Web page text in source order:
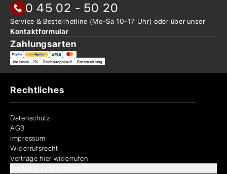
0 45 02 - 50 20
Service & Bestellhotline (Mo-Sa 10-17 Uhr) oder überunser
Kontaktformular
Zahlungsarten
Vorkasse -2% Rechnungskauf Ratenzahlung
Rechtliches
Datenschutz
AGB
Impressum
Widerrufsrecht
Verträge hier widerrufen